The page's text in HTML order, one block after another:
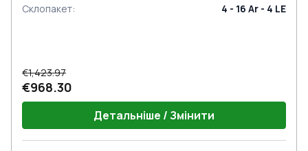
Склопакет: 4 - 16 Ar - 4 LE
€1,423.97
€968.30
Детальніше / Змінити